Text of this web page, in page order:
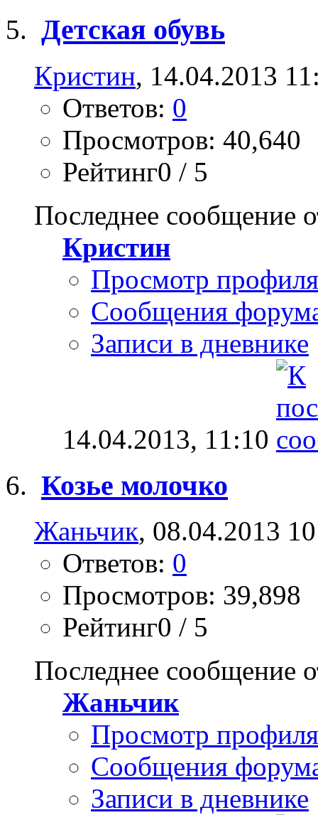
Детская обувь
Кристин, 14.04.2013
Ответов: 0
Просмотров: 40,640
Рейтинг0 / 5
Последнее сообщение
Кристин
Просмотр профиля
Сообщения
Записи в дневнике
14.04.2013, 11:10
Козье молочко
Жаньчик, 08.04.2013
Ответов: 0
Просмотров: 39,898
Рейтинг0 / 5
Последнее сообщение
Жаньчик
Просмотр профиля
Сообщения
Записи в дневнике